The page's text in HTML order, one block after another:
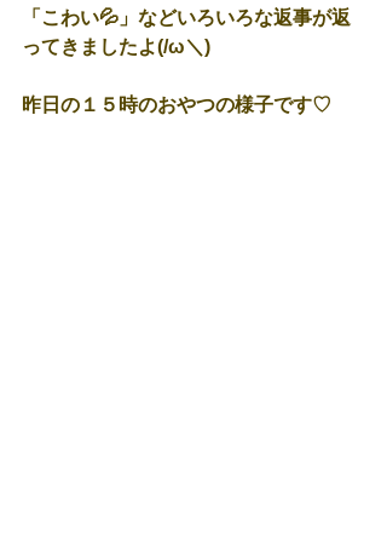
「こわい💦」などいろいろな返事が返
ってきましたよ(/ω＼)
昨日の１５時のおやつの様子です♡